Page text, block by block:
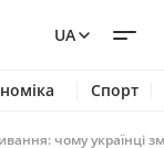
UA
Спорт
чому українці